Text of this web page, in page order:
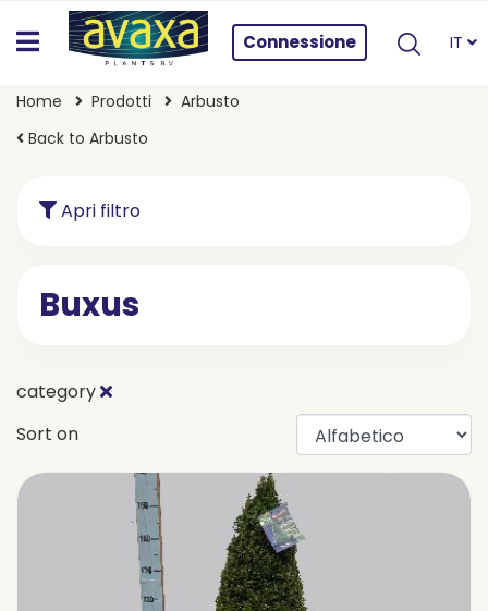
Connessione IT
Home Prodotti
Arbusto
Back to Arbusto
Apri filtro
Buxus
category
Sort on